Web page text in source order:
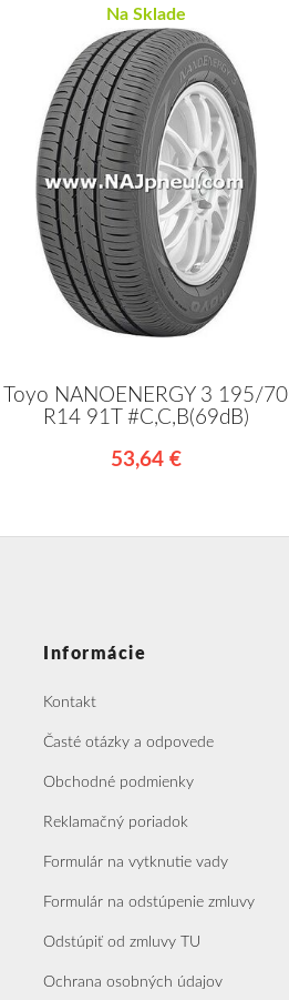
Na Sklade
Toyo NANOENERGY 3 195/70
R14 91T #C,C,B(69dB)
53,64 €
Informácie
Kontakt
Časté otázky a odpovede
Obchodné podmienky
Reklamačný poriadok
Formulár na vytknutie vady
Formulár na odstúpenie zmluvy
Odstúpiť od zmluvy TU
Ochrana osobných údajov